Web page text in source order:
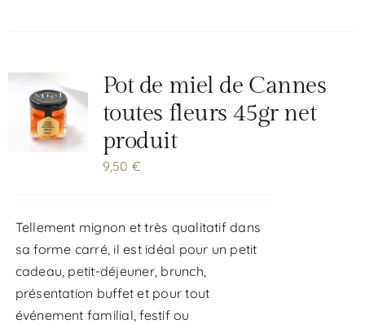
Pot de miel de Cannes
toutes fleurs 45gr net
produit
9,50 €
Tellement mignon et très qualitatif dans
sa forme carré, il est idéal pour un petit
cadeau, petit-déjeuner, brunch,
présentation buffet et pour tout
événement familial, festif ou